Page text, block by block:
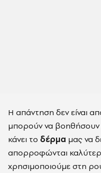
Η απάντηση δεν είναι
μπορούν να βοηθήσουν
κάνει το δέρμα μας να
απορροφώνται
χρησιμοποιούμε στη